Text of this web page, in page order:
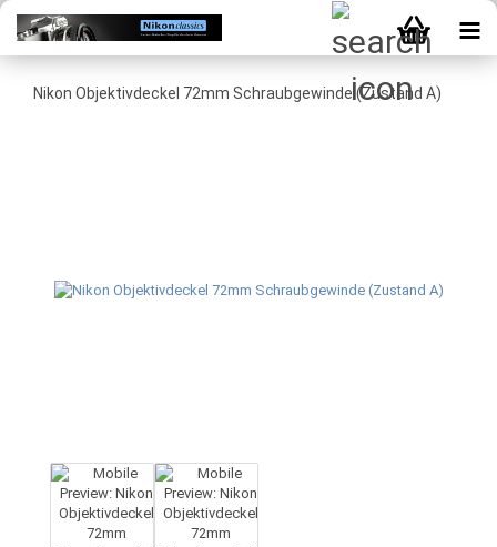
Nikon Objektivdeckel 72mm Schraubgewinde (Zustand A)